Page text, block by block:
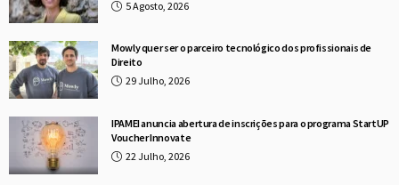
5 Agosto, 2026
Mowly quer ser o parceiro tecnológico dos profissionais de
Direito
29 Julho, 2026
IPAMEI anuncia abertura de inscrições para o programa StartUP
Voucher Innovate
22 Julho, 2026